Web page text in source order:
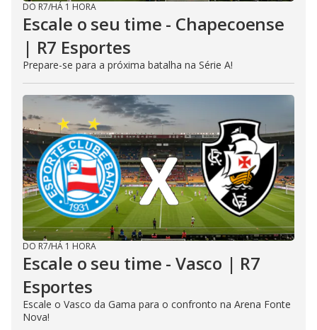
DO R7/HÁ 1 HORA
Escale o seu time - Chapecoense
| R7 Esportes
Prepare-se para a próxima batalha na Série A!
DO R7/HÁ 1 HORA
Escale o seu time - Vasco | R7
Esportes
Escale o Vasco da Gama para o confronto na Arena Fonte
Nova!